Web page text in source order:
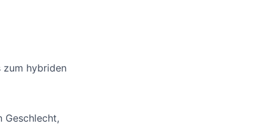
zum hybriden
Geschlecht,